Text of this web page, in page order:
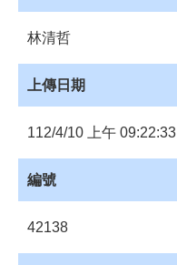
區
館
員
網
站
林清哲
上傳日期
112/4/10 上午 09:22:33
編號
42138